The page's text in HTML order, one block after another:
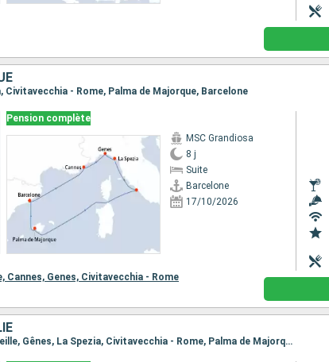
Civitavecchia - Rome, Palma de Majorque, Barcelone
Pension complète
MSC Grandiosa
8 j
Suite
Barcelone
17/10/2026
Cannes, Genes, Civitavecchia - Rome
Itinéraire : Palma de Majorque, Barcelone, Marseille, Gênes, La Spezia, Civitavecchia - Rome, Palma de Majorque